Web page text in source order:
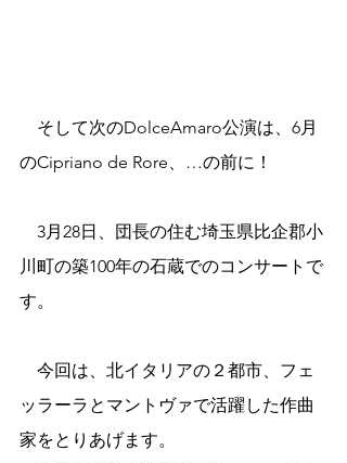
そして次のDolceAmaro公演は、6月
のCipriano de Rore、…の前に！
3月28日、団長の住む埼玉県比企郡小
川町の築100年の石蔵でのコンサートで
す。
今回は、北イタリアの２都市、フェ
ッラーラとマントヴァで活躍した作曲
家をとりあげます。